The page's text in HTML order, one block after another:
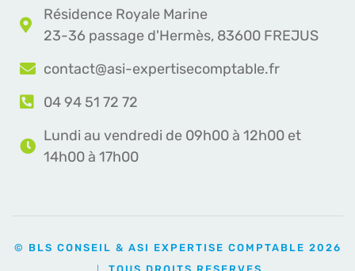
Résidence Royale Marine
23-36 passage d'Hermès, 83600 FREJUS
contact@asi-expertisecomptable.fr
04 94 51 72 72
Lundi au vendredi de 09h00 à 12h00 et
14h00 à 17h00
© BLS CONSEIL & ASI EXPERTISE COMPTABLE 2026